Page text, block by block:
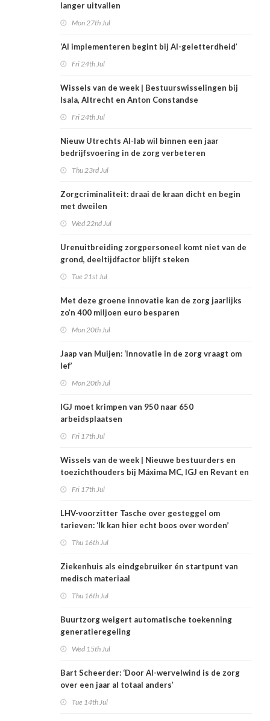
langer uitvallen
Mon 27th Jul
‘AI implementeren begint bij AI-geletterdheid’
Fri 24th Jul
Wissels van de week | Bestuurswisselingen bij
Isala, Altrecht en Anton Constandse
Fri 24th Jul
Nieuw Utrechts AI-lab wil binnen een jaar
bedrijfsvoering in de zorg verbeteren
Thu 23rd Jul
Zorgcriminaliteit: draai de kraan dicht en begin
met dweilen
Wed 22nd Jul
Urenuitbreiding zorgpersoneel komt niet van de
grond, deeltijdfactor blijft steken
Tue 21st Jul
Met deze groene innovatie kan de zorg jaarlijks
zo’n 400 miljoen euro besparen
Mon 20th Jul
Jaap van Muijen: ‘Innovatie in de zorg vraagt om
lef’
Mon 20th Jul
IGJ moet krimpen van 950 naar 650
arbeidsplaatsen
Fri 17th Jul
Wissels van de week | Nieuwe bestuurders en
toezichthouders bij Máxima MC, IGJ en Revant en
Fri 17th Jul
LHV-voorzitter Tasche over gesteggel om
tarieven: ‘Ik kan hier echt boos over worden’
Thu 16th Jul
Ziekenhuis als eindgebruiker én startpunt van
medisch materiaal
Thu 16th Jul
Buurtzorg weigert automatische toekenning
generatieregeling
Wed 15th Jul
Bart Scheerder: ‘Door AI-wervelwind is de zorg
over een jaar al totaal anders’
Tue 14th Jul